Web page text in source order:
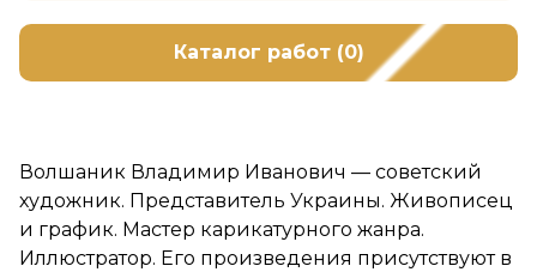
Каталог работ (0)
Волшаник Владимир Иванович — советский
художник. Представитель Украины. Живописец
и график. Мастер карикатурного жанра.
Иллюстратор. Его произведения присутствуют в